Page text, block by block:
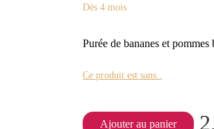
Dès 4 mois
Purée de bananes et
Ce produit est sans..
Ajouter au panier